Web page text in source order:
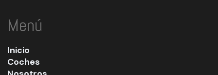
Menú
Inicio
Coches